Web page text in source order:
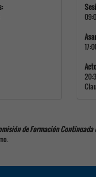
de Formación Continuada